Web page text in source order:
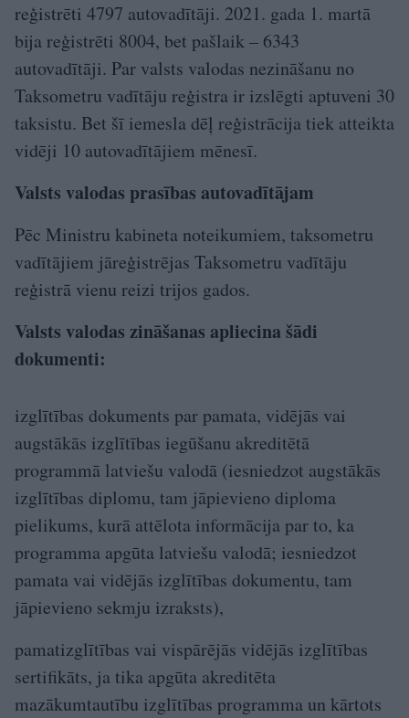
reģistrēti 4797 autovadītāji. 2021. gada 1. martā
bija reģistrēti 8004, bet pašlaik – 6343
autovadītāji. Par valsts valodas nezināšanu no
Taksometru vadītāju reģistra ir izslēgti aptuveni 30
taksistu. Bet šī iemesla dēļ reģistrācija tiek atteikta
vidēji 10 autovadītājiem mēnesī.
Valsts valodas prasības autovadītājam
Pēc Ministru kabineta noteikumiem, taksometru
vadītājiem jāreģistrējas Taksometru vadītāju
reģistrā vienu reizi trijos gados.
Valsts valodas zināšanas apliecina šādi
dokumenti:
izglītības dokuments par pamata, vidējās vai
augstākās izglītības iegūšanu akreditētā
programmā latviešu valodā (iesniedzot augstākās
izglītības diplomu, tam jāpievieno diploma
pielikums, kurā attēlota informācija par to, ka
programma apgūta latviešu valodā; iesniedzot
pamata vai vidējās izglītības dokumentu, tam
jāpievieno sekmju izraksts),
pamatizglītības vai vispārējās vidējās izglītības
sertifikāts, ja tika apgūta akreditēta
mazākumtautību izglītības pro­gramma un kārtots